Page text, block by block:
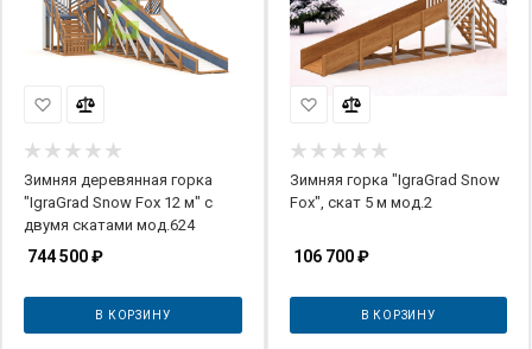
Зимняя деревянная горка
"IgraGrad Snow Fox 12 м" с
двумя скатами мод.624
744 500₽
В КОРЗИНУ
Зимняя горка "IgraGrad Snow
Fox", скат 5 м мод.2
106 700₽
В КОРЗИНУ